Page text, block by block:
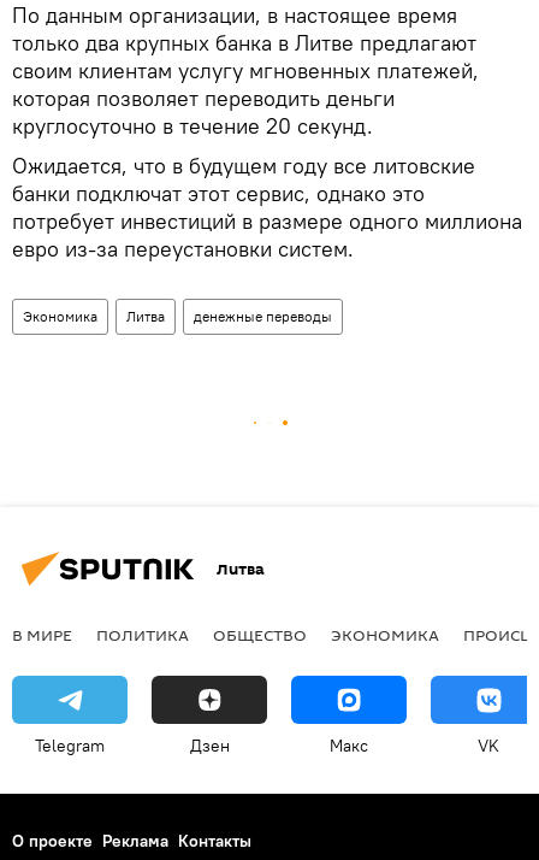
По данным организации, в настоящее время
только два крупных банка в Литве предлагают
своим клиентам услугу мгновенных платежей,
которая позволяет переводить деньги
круглосуточно в течение 20 секунд.
Ожидается, что в будущем году все литовские
банки подключат этот сервис, однако это
потребует инвестиций в размере одного миллиона
евро из-за переустановки систем.
Экономика Литва денежные переводы
Литва
В МИРЕ ПОЛИТИКА ОБЩЕСТВО ЭКОНОМИКА
Telegram Дзен Макс VK
О проекте Реклама Контакты